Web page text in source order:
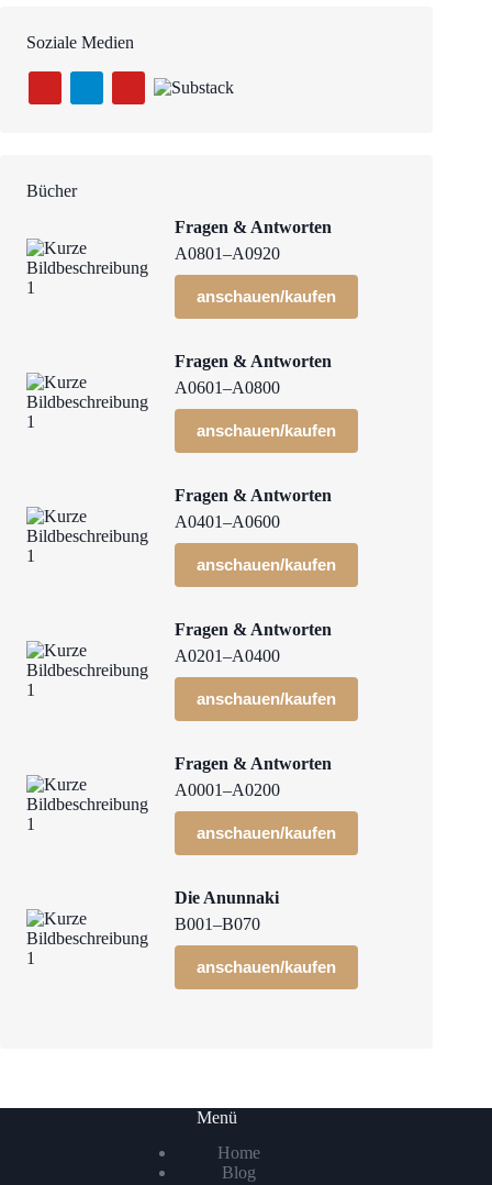
Soziale Medien
Bücher
Fragen & Antworten
A0801–A0920
anschauen/kaufen
Fragen & Antworten
A0601–A0800
anschauen/kaufen
Fragen & Antworten
A0401–A0600
anschauen/kaufen
Fragen & Antworten
A0201–A0400
anschauen/kaufen
Fragen & Antworten
A0001–A0200
anschauen/kaufen
Die Anunnaki
B001–B070
anschauen/kaufen
Menü
Home
Blog